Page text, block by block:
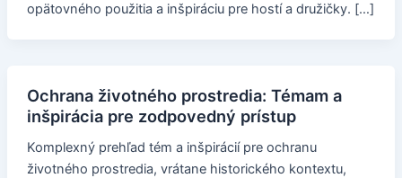
opätovného použitia a inšpiráciu pre hostí a družičky. […]
Ochrana životného prostredia: Témam a
inšpirácia pre zodpovedný prístup
Komplexný prehľad tém a inšpirácií pre ochranu
životného prostredia, vrátane historického kontextu,